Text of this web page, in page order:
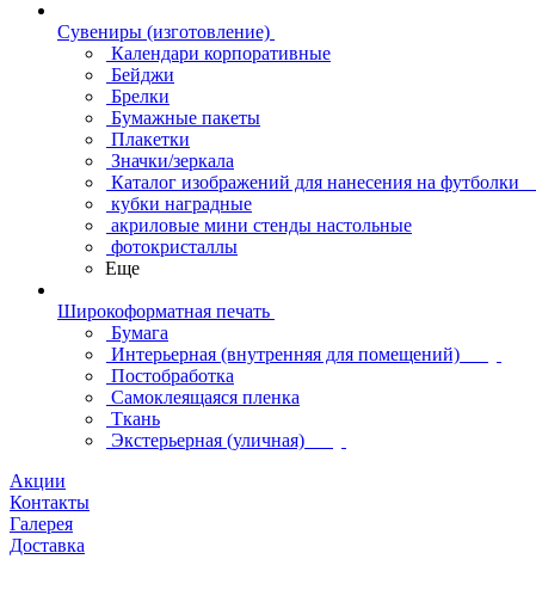
Сувениры (изготовление)
Календари корпоративные
Бейджи
Брелки
Бумажные пакеты
Плакетки
Значки/зеркала
Каталог изображений для нанесения на футболки
кубки наградные
акриловые мини стенды настольные
фотокристаллы
Еще
Широкоформатная печать
Бумага
Интерьерная (внутренняя для помещений)
Постобработка
Самоклеящаяся пленка
Ткань
Экстерьерная (уличная)
Акции
Контакты
Галерея
Доставка